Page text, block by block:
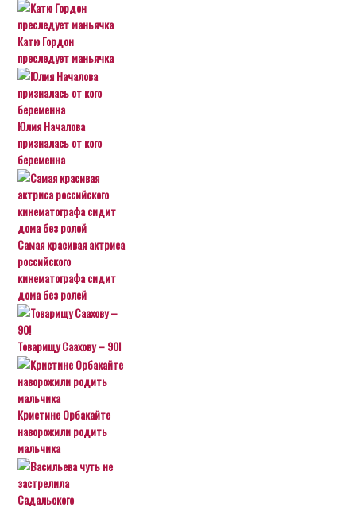
Катю Гордон
преследует маньячка
Юлия Началова
призналась от кого
беременна
Самая красивая актриса
российского
кинематографа сидит
дома без ролей
Товарищу Саахову – 90!
Кристине Орбакайте
наворожили родить
мальчика